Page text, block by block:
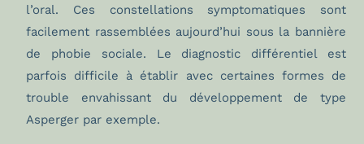
l’oral. Ces constellations symptomatiques sont
facilement rassemblées aujourd’hui sous la bannière
de phobie sociale. Le diagnostic différentiel est
parfois difficile à établir avec certaines formes de
trouble envahissant du développement de type
Asperger par exemple.